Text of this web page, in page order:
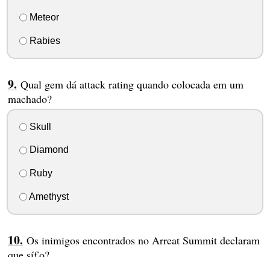
Meteor
Rabies
Qual gem dá attack rating quando colocada em um
machado?
Skull
Diamond
Ruby
Amethyst
Os inimigos encontrados no Arreat Summit declaram